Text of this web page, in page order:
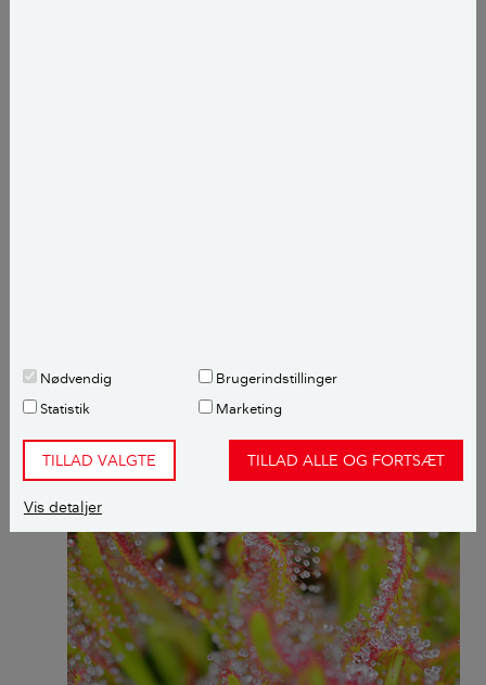
Nødvendig
Brugerindstillinger
Statistik
Marketing
TILLAD VALGTE TILLAD ALLE OG FORTSÆT
Vis detaljer